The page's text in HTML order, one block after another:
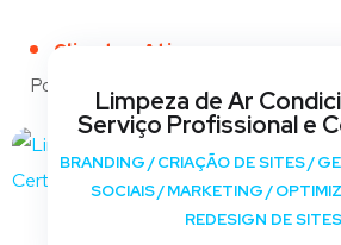
Clientes Ativos
Portfólio
Limpeza de Ar
Serviço Profissional e
BRANDING/CRIAÇÃO DE SITES/
SOCIAIS/MARKETING/
REDESIGN DE SITES